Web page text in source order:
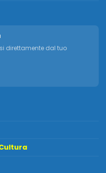
direttamente dal tuo